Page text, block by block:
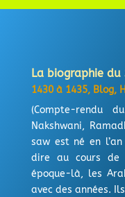
La biographie du
1430 à 1435, Blog,
(Compte-rendu
Nakshwani,
saw est né en
dire au cours de
époque-là, les
avec des années.